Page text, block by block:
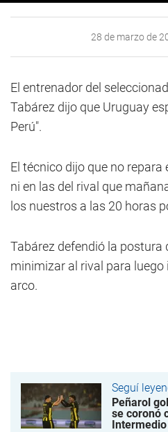
28 de marzo de
El entrenador del
Tabárez dijo que Uruguay
Perú".
El técnico dijo que no
ni en las del rival que
los nuestros a las 20 horas
Tabárez defendió la postura
minimizar al rival para
arco.
Seguí
Peñarol
se coronó
Intermedio